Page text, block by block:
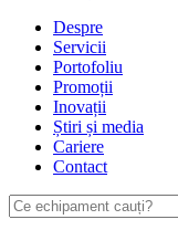
Despre
Servicii
Portofoliu
Promoții
Inovații
Știri și media
Cariere
Contact